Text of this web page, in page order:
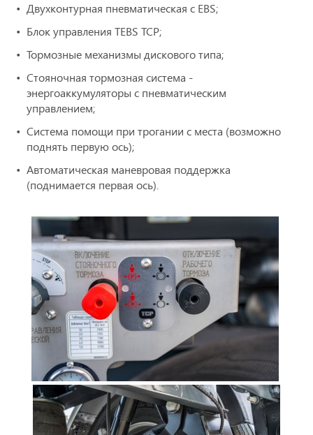
Двухконтурная пневматическая с ЕBS;
Блок управления TEBS ТСР;
Тормозные механизмы дискового типа;
Стояночная тормозная система -
энергоаккумуляторы с пневматическим
управлением;
Система помощи при трогании с места (возможно
поднять первую ось);
Автоматическая маневровая поддержка
(поднимается первая ось).